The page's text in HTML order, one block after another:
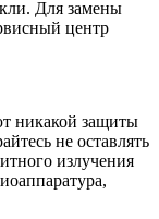
Для замены
центр
никакой защиты
не оставлять
излучения